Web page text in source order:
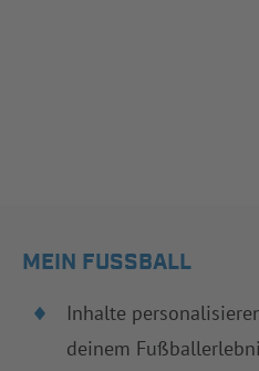
MEIN FUSSBALL
Inhalte
deinem